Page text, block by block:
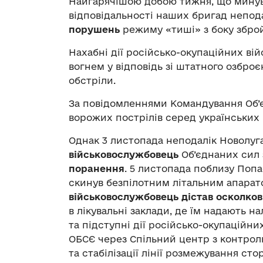
відповідальності наших бригад
порушень режиму «тиші» з боку
Нахабні дії російсько-окупаційних
вогнем у відповідь зі штатного
обстріли.
За повідомленнями Командування
ворожих пострілів серед
Однак 3 листопада неподалік
військовослужбовець Об’єднаних сил
поранення. 5 листопада поблизу
скинув безпілотним літальним
військовослужбовець дістав
в лікувальні заклади, де їм надають
та підступні дії російсько-
ОБСЄ через Спільний центр з
та стабілізації лінії розмежування